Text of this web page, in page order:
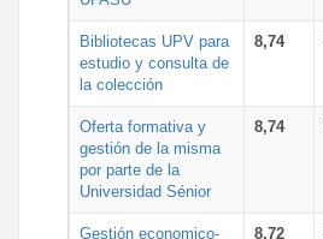
Bibliotecas UPV para
estudio y consulta de
la colección
8,74
Oferta formativa y
gestión de la misma
por parte de la
Universidad Sénior
8,74
Gestión economico- 8,72